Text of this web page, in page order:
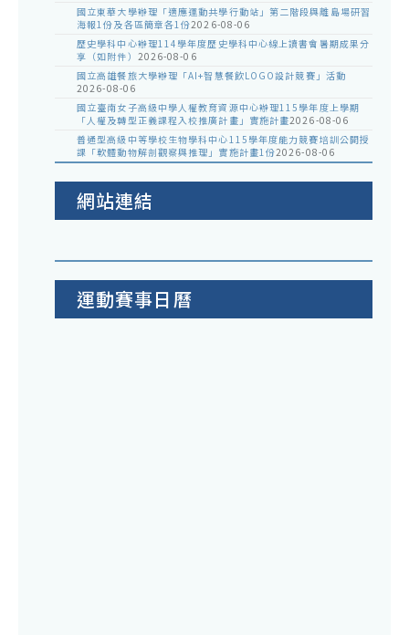
國立東華大學辦理「適應運動共學行動站」第二階段與離島場研習
海報1份及各區簡章各1份2026-08-06
歷史學科中心辦理114學年度歷史學科中心線上讀書會暑期成果分
享（如附件） 2026-08-06
國立高雄餐旅大學辦理「AI+智慧餐飲LOGO設計競賽」活動
2026-08-06
國立臺南女子高級中學人權教育資源中心辦理115學年度上學期
「人權及轉型正義課程入校推廣計畫」實施計畫2026-08-06
普通型高級中等學校生物學科中心115學年度能力競賽培訓公開授
課「軟體動物解剖觀察與推理」實施計畫1份2026-08-06
網站連結
運動賽事日曆